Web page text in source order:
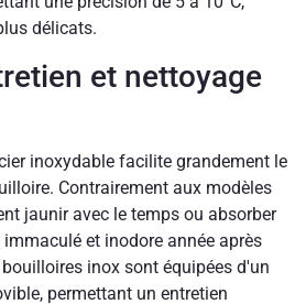
délicats.
et nettoyage
inoxydable facilite grandement le
Contrairement aux modèles
jaunir avec le temps ou absorber
et inodore année après
inox sont équipées d'un
permettant un entretien